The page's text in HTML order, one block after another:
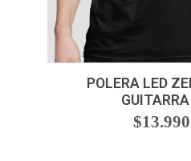
POLERA LED
VER
$13.990